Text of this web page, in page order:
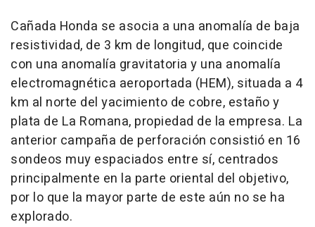
Cañada Honda se asocia a una anomalía de baja
resistividad, de 3 km de longitud, que coincide
con una anomalía gravitatoria y una anomalía
electromagnética aeroportada (HEM), situada a 4
km al norte del yacimiento de cobre, estaño y
plata de La Romana, propiedad de la empresa. La
anterior campaña de perforación consistió en 16
sondeos muy espaciados entre sí, centrados
principalmente en la parte oriental del objetivo,
por lo que la mayor parte de este aún no se ha
explorado.